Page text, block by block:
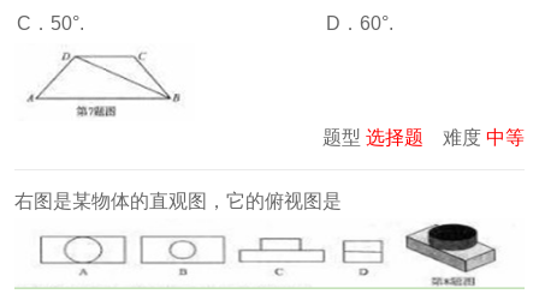
C．50°.
D．60°.
题型 选择题 难度 中等
右图是某物体的直观图，它的俯视图是